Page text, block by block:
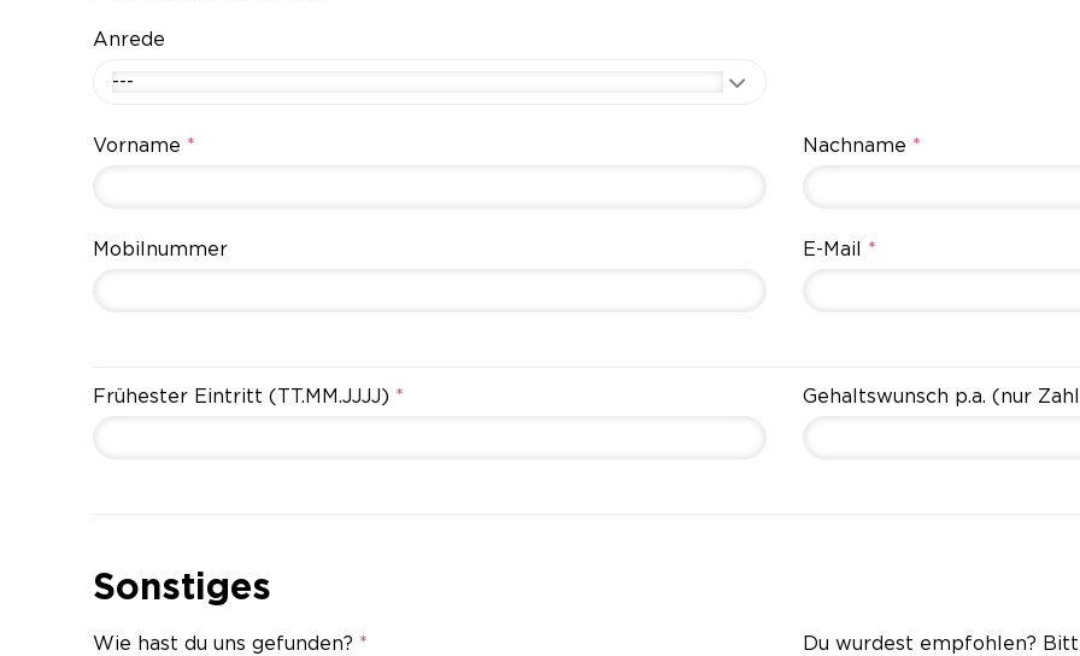
Anrede
---
Vorname * Nachname *
Mobilnummer E-Mail *
Frühester Eintritt (TT.MM.JJJJ) * Gehaltswunsch p.a. (nur
Sonstiges
Wie hast du uns gefunden? *
Du wurdest empfohlen?